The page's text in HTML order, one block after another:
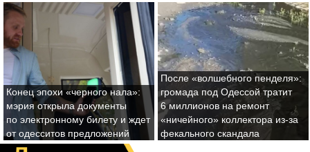
Конец эпохи «черного нала»:
мэрия открыла документы
по электронному билету и ждет
от одесситов предложений
После «волшебного пенделя»:
громада под Одессой тратит
6 миллионов на ремонт
«ничейного» коллектора из-за
фекального скандала